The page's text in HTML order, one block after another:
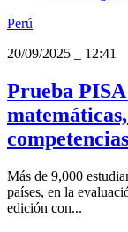
Perú
20/09/2025
12:41
Prueba
competencias
Más de 9,000
países, en la
edición con...